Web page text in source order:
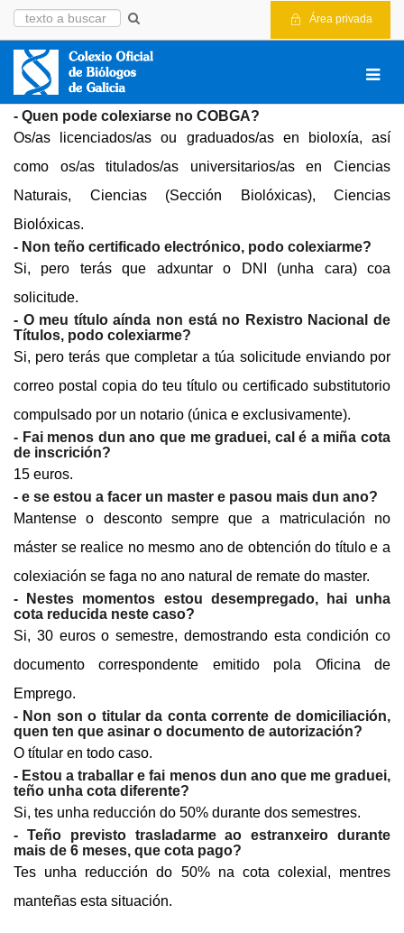
Área privada
FAQ
- Quen pode colexiarse no COBGA?
Os/as licenciados/as ou graduados/as en bioloxía, así
como os/as titulados/as universitarios/as en Ciencias
Naturais, Ciencias (Sección Biolóxicas), Ciencias
Biolóxicas.
- Non teño certificado electrónico, podo colexiarme?
Si, pero terás que adxuntar o DNI (unha cara) coa
solicitude.
- O meu título aínda non está no Rexistro Nacional de
Títulos, podo colexiarme?
Si, pero terás que completar a túa solicitude enviando por
correo postal copia do teu título ou certificado substitutorio
compulsado por un notario (única e exclusivamente).
- Fai menos dun ano que me graduei, cal é a miña cota
de inscrición?
15 euros.
- e se estou a facer un master e pasou mais dun ano?
Mantense o desconto sempre que a matriculación no
máster se realice no mesmo ano de obtención do título e a
colexiación se faga no ano natural de remate do master.
- Nestes momentos estou desempregado, hai unha
cota reducida neste caso?
Si, 30 euros o semestre, demostrando esta condición co
documento correspondente emitido pola Oficina de
Emprego.
- Non son o titular da conta corrente de domiciliación,
quen ten que asinar o documento de autorización?
O títular en todo caso.
- Estou a traballar e fai menos dun ano que me graduei,
teño unha cota diferente?
Si, tes unha reducción do 50% durante dos semestres.
- Teño previsto trasladarme ao estranxeiro durante
mais de 6 meses, que cota pago?
Tes unha reducción do 50% na cota colexial, mentres
manteñas esta situación.